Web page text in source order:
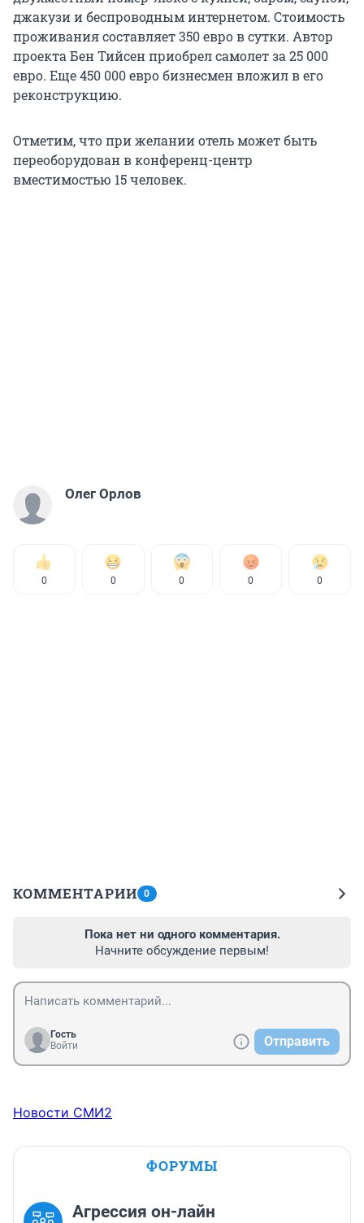
джакузи и беспроводным интернетом. Стоимость
проживания составляет 350 евро в сутки. Автор
проекта Бен Тийсен приобрел самолет за 25 000
евро. Еще 450 000 евро бизнесмен вложил в его
реконструкцию.
Отметим, что при желании отель может быть
переоборудован в конференц-центр
вместимостью 15 человек.
Олег Орлов
0 0 0 0 0
КОММЕНТАРИИ 0
Пока нет ни одного комментария.
Начните обсуждение первым!
Гость
Войти
Отправить
Новости СМИ2
ФОРУМЫ
Агрессия он-лайн